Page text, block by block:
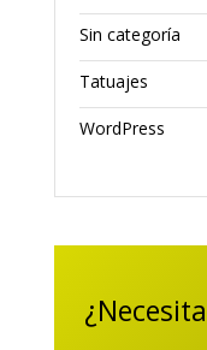
Sin categoría
Tatuajes
WordPress